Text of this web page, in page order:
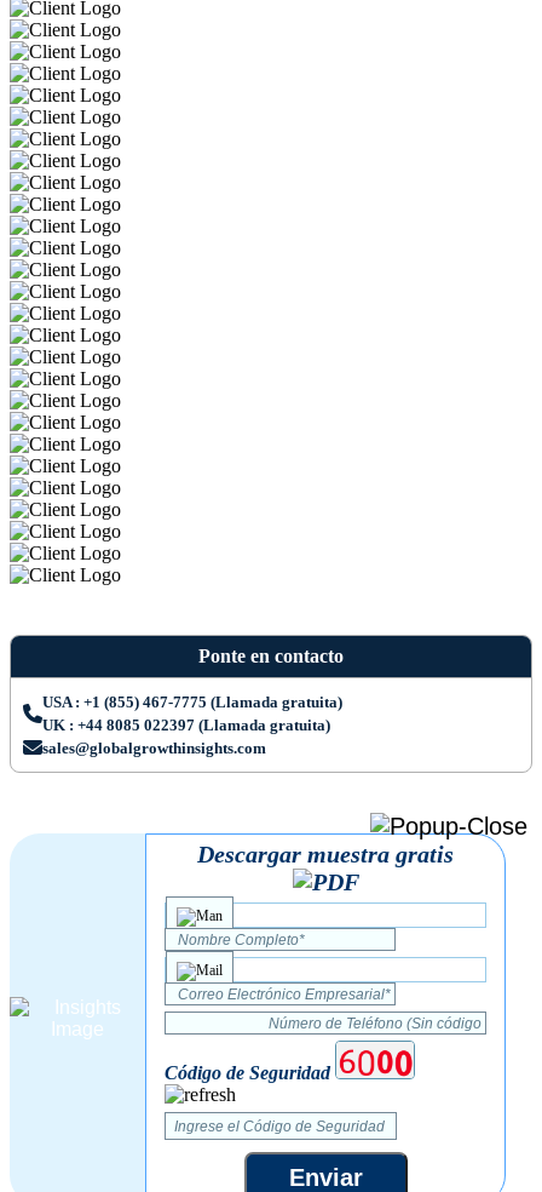
Ponte en contacto
USA : +1 (855) 467-7775 (Llamada gratuita)
UK : +44 8085 022397 (Llamada gratuita)
sales@globalgrowthinsights.com
Descargar muestra gratis
Código de Seguridad
Enviar